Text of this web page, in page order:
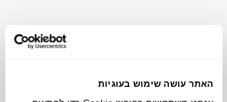
האתר עושה שימוש בעוגיות